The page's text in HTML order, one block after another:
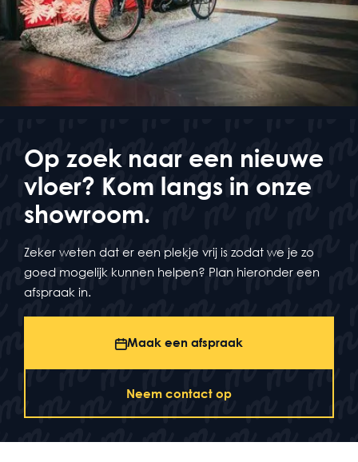
Op zoek naar een nieuwe
vloer? Kom langs in onze
showroom.
Zeker weten dat er een plekje vrij is zodat we je zo
goed mogelijk kunnen helpen? Plan hieronder een
afspraak in.
Maak een afspraak
Neem contact op